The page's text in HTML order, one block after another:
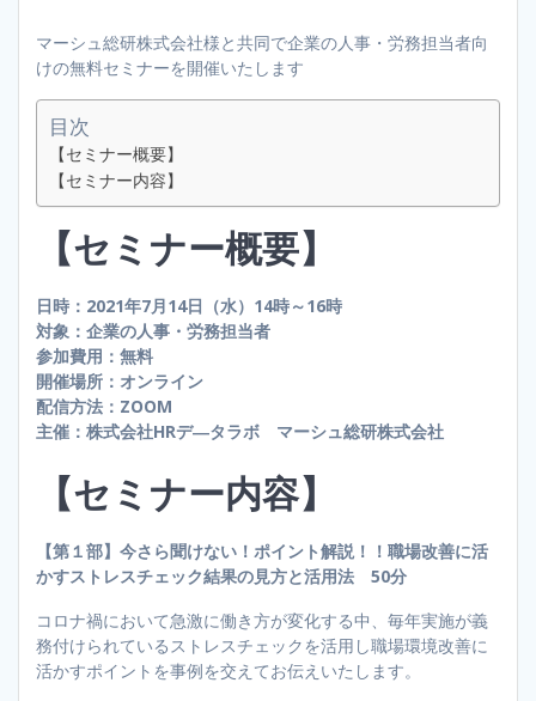
マーシュ総研株式会社様と共同で企業の人事・労務担当者向
けの無料セミナーを開催いたします
目次
【セミナー概要】
【セミナー内容】
【セミナー概要】
日時：2021年7月14日（水）14時～16時
対象：企業の人事・労務担当者
参加費用：無料
開催場所：オンライン
配信方法：ZOOM
主催：株式会社HRデ―タラボ マーシュ総研株式会社
【セミナー内容】
【第１部】今さら聞けない！ポイント解説！！職場改善に活
かすストレスチェック結果の見方と活用法 50分
コロナ禍において急激に働き方が変化する中、毎年実施が義
務付けられているストレスチェックを活用し職場環境改善に
活かすポイントを事例を交えてお伝えいたします。